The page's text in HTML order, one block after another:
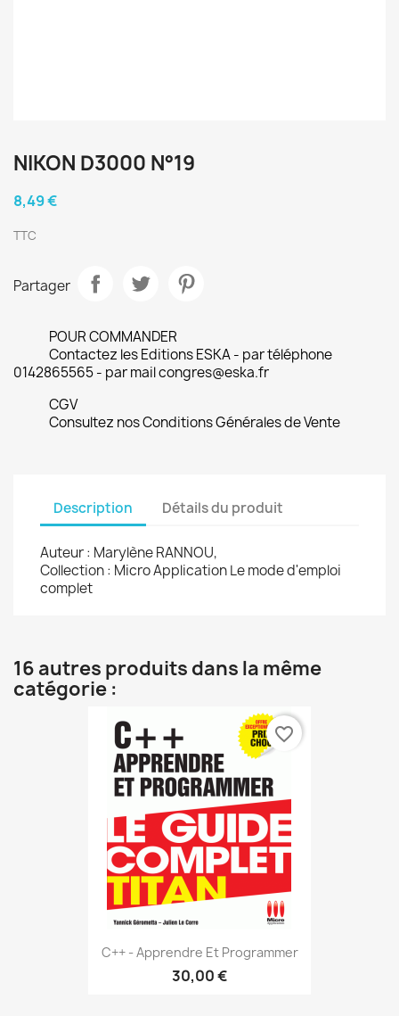
NIKON D3000 N°19
8,49 €
TTC
Partager
POUR COMMANDER
Contactez les Editions ESKA - par téléphone
0142865565 - par mail congres@eska.fr
CGV
Consultez nos Conditions Générales de Vente
Description Détails du produit
Auteur : Marylène RANNOU,
Collection : Micro Application Le mode d'emploi
complet
16 autres produits dans la même
catégorie :
C++ - Apprendre Et Programmer
30,00 €
favorite_border